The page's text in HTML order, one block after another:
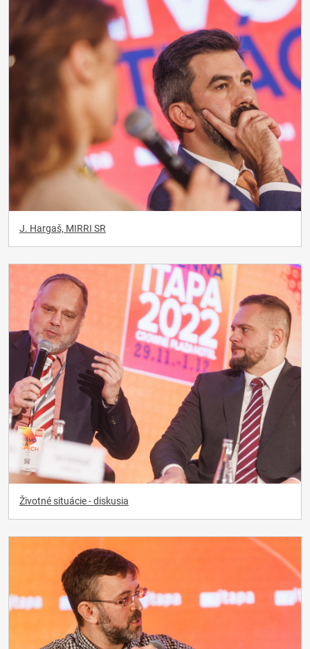
J. Hargaš, MIRRI SR
Životné situácie - diskusia